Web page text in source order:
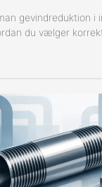
gevindreduktion i
du vælger